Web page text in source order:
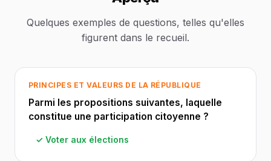
Quelques exemples de questions, telles qu'elles
figurent dans le recueil.
PRINCIPES ET VALEURS DE LA RÉPUBLIQUE
Parmi les propositions suivantes, laquelle
constitue une participation citoyenne ?
✓ Voter aux élections